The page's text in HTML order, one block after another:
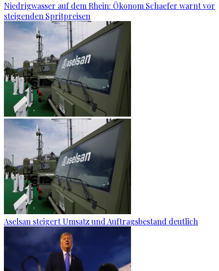
Niedrigwasser auf dem Rhein: Ökonom Schaefer warnt vor
steigenden Spritpreisen
Aselsan steigert Umsatz und Auftragsbestand deutlich